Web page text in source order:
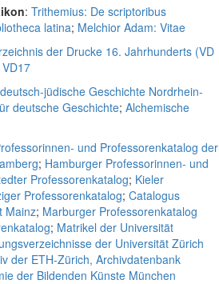
: Trithemius: De scriptoribus
latina; Melchior Adam: Vitae
der Drucke 16. Jahrhunderts (VD
jüdische Geschichte Nordrhein-
deutsche Geschichte; Alchemische
und Professorenkatalog der
; Hamburger Professorinnen- und
Professorenkatalog; Kieler
Professorenkatalog; Catalogus
Mainz; Marburger Professorenkatalog
; Matrikel der Universität
der Universität Zürich
der ETH-Zürich, Archivdatenbank
der Bildenden Künste München